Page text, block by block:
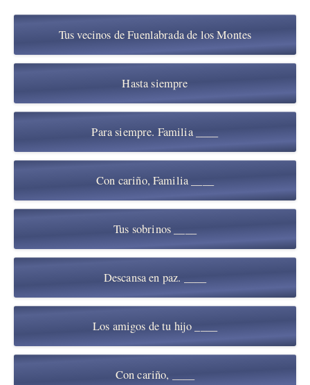
Tus vecinos de Fuenlabrada de los Montes
Hasta siempre
Para siempre. Familia ____
Con cariño, Familia ____
Tus sobrinos ____
Descansa en paz. ____
Los amigos de tu hijo ____
Con cariño, ____